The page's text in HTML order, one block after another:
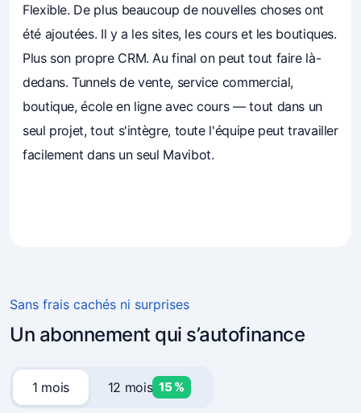
Flexible. De plus beaucoup de nouvelles choses ont
été ajoutées. Il y a les sites, les cours et les boutiques.
Plus son propre CRM. Au final on peut tout faire là-
dedans. Tunnels de vente, service commercial,
boutique, école en ligne avec cours — tout dans un
seul projet, tout s'intègre, toute l'équipe peut travailler
facilement dans un seul Mavibot.
Les entrepreneurs font confiance à Mavibot
Sans frais cachés ni surprises
Un abonnement qui s’autofinance
1 mois 12 mois 15 %